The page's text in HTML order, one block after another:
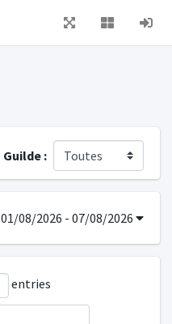
Guilde :
01/08/2026 - 07/08/2026
entries